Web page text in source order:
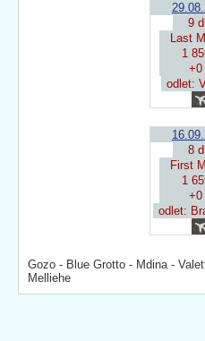
9
Last
1
+0
odlet:
8
First
1
+0
odlet:
Gozo - Blue Grotto - Mdina -
Melliehe